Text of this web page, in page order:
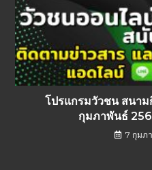
โปรแกรมวัวชน สนาม
กุมภาพันธ์
7 กุมภ